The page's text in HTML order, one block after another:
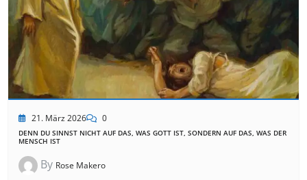
21. März 2026 0
DENN DU SINNST NICHT AUF DAS, WAS GOTT IST, SONDERN AUF DAS, WAS DER
MENSCH IST
By Rose Makero